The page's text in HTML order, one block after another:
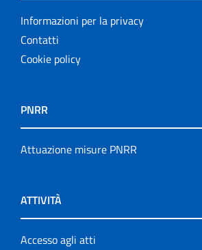
Informazioni per la privacy
Contatti
Cookie policy
PNRR
Attuazione misure PNRR
ATTIVITÀ
Accesso agli atti